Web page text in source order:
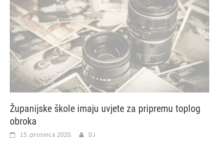
Županijske škole imaju uvjete za pripremu toplog
obroka
15. prosinca 2020. DJ